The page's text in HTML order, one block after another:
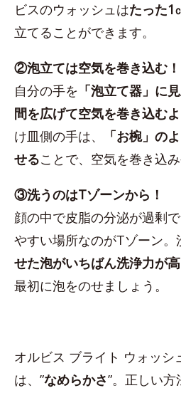
ビスのウォッシュはたった1
立てることができます。
②泡立ては空気を巻き込む！
自分の手を 「泡立て器」に
間を広げて空気を巻き込む
け皿側の手は、
「お椀」の
せることで、空気を巻き込
③洗うのはTゾーンから！
顔の中で皮脂の分泌が過剰
やすい場所なのがTゾーン。
せた泡がいちばん洗浄力が
最初に泡をのせましょう。
オルビス ブライト ウォッシ
は、”なめらかさ”。正しい方